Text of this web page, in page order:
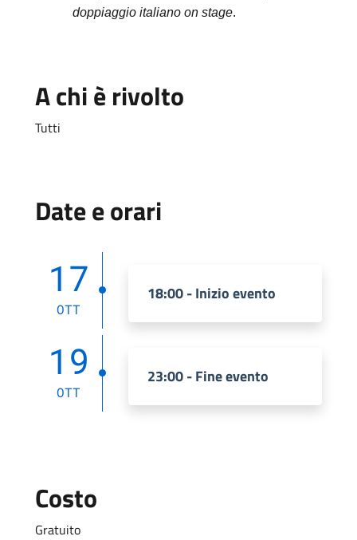
doppiaggio italiano on stage.
A chi è rivolto
Tutti
Date e orari
17
OTT
18:00 - Inizio evento
19
OTT
23:00 - Fine evento
Costo
Gratuito